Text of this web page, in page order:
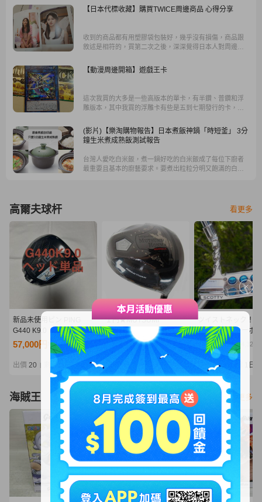
但也是會有競爭者，可以設定最高接受多少錢再出價喔~不
然噴了一堆錢結果後悔了。
【日本代標收藏】購買TWICE周邊商品 心得分享
收到的商品都有用塑膠袋包裝好，幾乎沒有損傷，商品跟
敘述是相符的，買第二次之後，深深覺得日本人對周邊要
【動漫周邊開箱】遊戲王卡
這次我買的大多是一些高版本的單卡，有半鑽、普鑽和浮
雕版本，其中我買的浮雕卡有些是五到七期發行的卡，年
代購是因為Toretoku的進貨量比較多，所以可以挑到狀況
好的浮雕卡。
(影片)【樂淘購物報告】日本煮飯神鍋「時短釜」 3分
鐘生米煮成熟飯測試報告
台灣人愛吃白米飯，煮一鍋好吃的白米飯成了每位下廚者
最重要且基本的廚藝要求。要煮出粒粒分明又飽滿的白米
合家庭使用。【樂淘購物報告】請來料理達人花花，要來
測試日本現在正流行的「時短釜」，是否真的那麼好用，
竟然只要3分鐘，就可以把生米煮成熟飯......
高爾夫球杆 看更多
新品未使用ピン PING
G440 K9.0 ドライバーヘ
ッド 1Wヘッド単品
57,000円 NT12,334
出價 20 剩餘 5 時
１円★MUTSUMI
HONMA ムツミ ホンマ
鳳凰 -NEW MH488MAX-
高反発 チタンドライバー
ブラックIP 10.5度 (SR)
★
4,180円NT904
出價16 剩餘 5日
ツイストネック！
セレクト ニューポ
☆ ミラーフィニッ
正規品です！
20,000円NT4,328
出價15 1日
海賊王 看更多